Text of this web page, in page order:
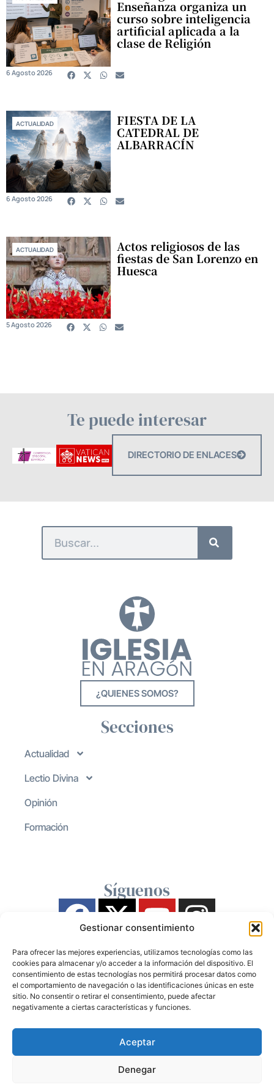
Gestionar consentimiento
Para ofrecer las mejores experiencias, utilizamos tecnologías como las
cookies para almacenar y/o acceder a la información del dispositivo. El
consentimiento de estas tecnologías nos permitirá procesar datos como
el comportamiento de navegación o las identificaciones únicas en este
sitio. No consentir o retirar el consentimiento, puede afectar
negativamente a ciertas características y funciones.
Aceptar
Denegar
Enseñanza organiza un
curso sobre inteligencia
artificial aplicada a la
clase de Religión
6 Agosto 2026
ACTUALIDAD FIESTA DE LA
CATEDRAL DE
ALBARRACÍN
6 Agosto 2026
ACTUALIDAD Actos religiosos de las
fiestas de San Lorenzo en
Huesca
5 Agosto 2026
Te puede interesar
DIRECTORIO DE ENLACES
¿QUIENES SOMOS?
Secciones
Actualidad
Lectio Divina
Opinión
Formación
Síguenos